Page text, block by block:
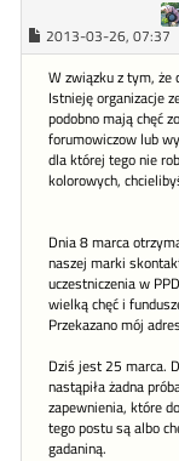
2013-03-26, 07:37
W związku z tym, że
Istnieję organizacje
podobno mają chęć
forumowiczow lub
dla której tego nie
kolorowych,
Dnia 8 marca
naszej marki
uczestniczenia w
wielką chęć i
Przekazano mój
Dziś jest 25 marca.
nastąpiła żadna
zapewnienia, które
tego postu są albo
gadaniną.